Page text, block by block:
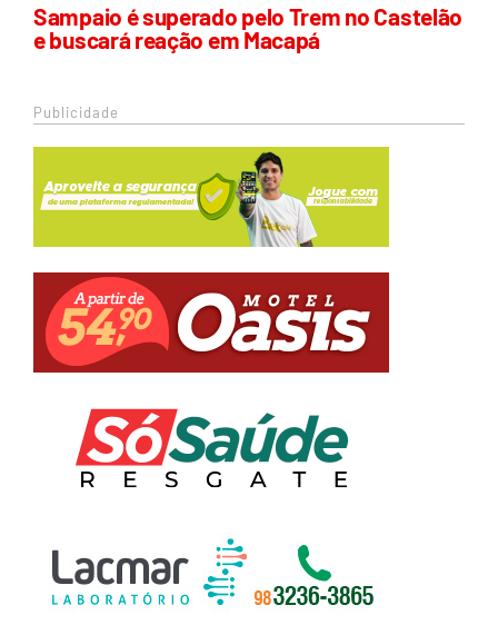
Sampaio é superado pelo Trem no Castelão
e buscará reação em Macapá
Publicidade